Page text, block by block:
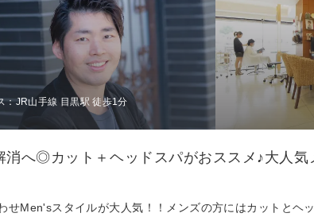
：JR山手線 目黒駅 徒歩1分
へ◎カット＋ヘッドスパがおススメ♪大人気
せMen'sスタイルが大人気！！メンズの方にはカットとヘ